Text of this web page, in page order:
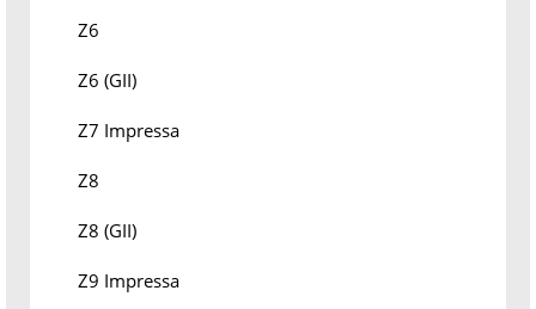
Z6
Z6 (GII)
Z7 Impressa
Z8
Z8 (GII)
Z9 Impressa